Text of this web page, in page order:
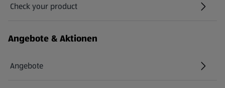
Check your product
(öffnet in einem neuen Tab)
Angebote & Aktionen
Angebote